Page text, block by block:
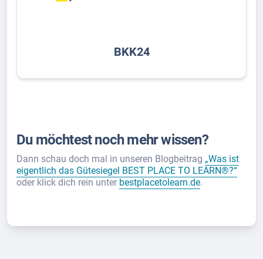
BKK24
Du möchtest noch mehr wissen?
Dann schau doch mal in unseren Blogbeitrag „Was ist
eigentlich das Gütesiegel BEST PLACE TO LEARN®?“
oder klick dich rein unter bestplacetolearn.de.